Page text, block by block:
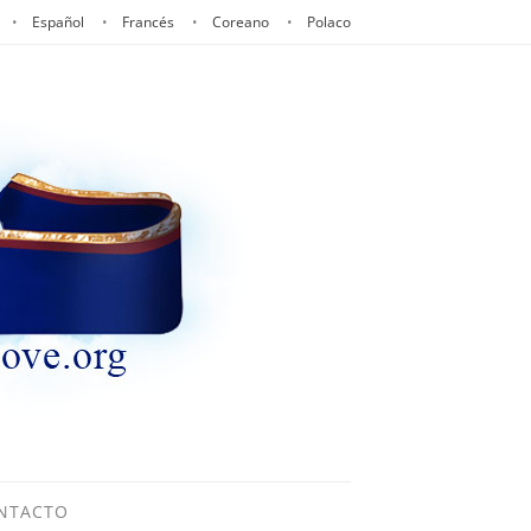
Español Francés Coreano Polaco